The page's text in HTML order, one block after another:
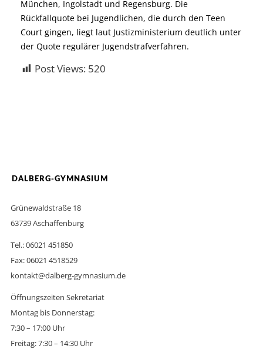
München, Ingolstadt und Regensburg. Die
Rückfallquote bei Jugendlichen, die durch den Teen
Court gingen, liegt laut Justizministerium deutlich unter
der Quote regulärer Jugendstrafverfahren.
Post Views: 520
DALBERG-GYMNASIUM
Grünewaldstraße 18
63739 Aschaffenburg
Tel.: 06021 451850
Fax: 06021 4518529
kontakt@dalberg-gymnasium.de
Öffnungszeiten Sekretariat
Montag bis Donnerstag:
7:30 – 17:00 Uhr
Freitag: 7:30 – 14:30 Uhr